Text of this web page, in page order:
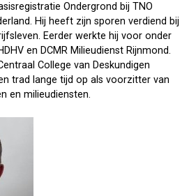
Ondergrond bij TNO
Hij heeft zijn sporen verdiend bij
Eerder werkte hij voor onder
en DCMR Milieudienst Rijnmond.
College van Deskundigen
trad lange tijd op als voorzitter van
en milieudiensten.